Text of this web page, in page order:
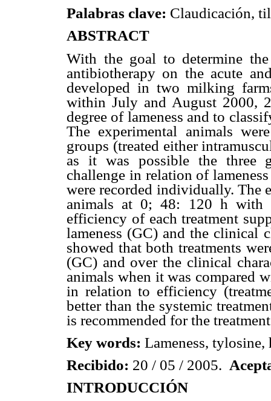
Palabras clave: Claudicación,
ABSTRACT
With the goal to determine
antibiotherapy on the acute
developed in two milking
within July and August 2000,
degree of lameness and to
The experimental animals
groups (treated either
as it was possible the three
challenge in relation of
were recorded individually. The
animals at 0; 48: 120 h with
efficiency of each treatment
lameness (GC) and the clinical
showed that both treatments
(GC) and over the clinical
animals when it was compared
in relation to efficiency
better than the systemic
is recommended for the
Key words: Lameness,
Recibido: 20 / 05 / 2005.
INTRODUCCIÓN